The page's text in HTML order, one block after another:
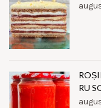
RU